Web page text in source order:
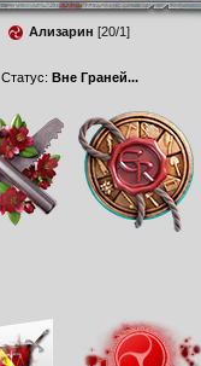
Статус: Вне Граней...
Ализарин [20/1]